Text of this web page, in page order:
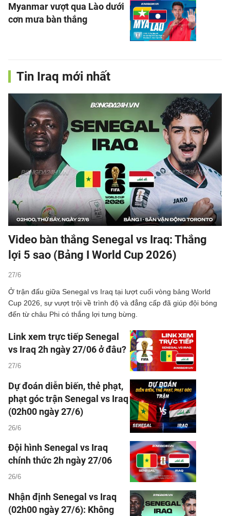
Myanmar vượt qua Lào dưới
cơn mưa bàn thắng
Tin Iraq mới nhất
Video bàn thắng Senegal vs Iraq: Thắng
lợi 5 sao (Bảng I World Cup 2026)
27/6
Ở trận đấu giữa Senegal vs Iraq tại lượt cuối vòng bảng World
Cup 2026, sự vượt trội về trình độ và đẳng cấp đã giúp đội bóng
đến từ châu Phi có thắng lợi tưng bừng.
Link xem trực tiếp Senegal
vs Iraq 2h ngày 27/06 ở đâu?
27/6
Dự đoán diễn biến, thẻ phạt,
phạt góc trận Senegal vs Iraq
(02h00 ngày 27/6)
26/6
Đội hình Senegal vs Iraq
chính thức 2h ngày 27/06
26/6
Nhận định Senegal vs Iraq
(02h00 ngày 27/6): Không